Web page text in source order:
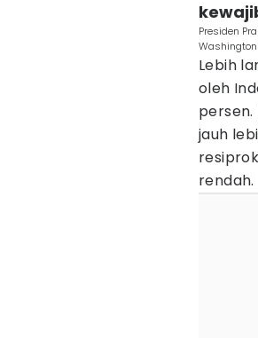
Presiden
Lebih
oleh
persen.
jauh
rendah.